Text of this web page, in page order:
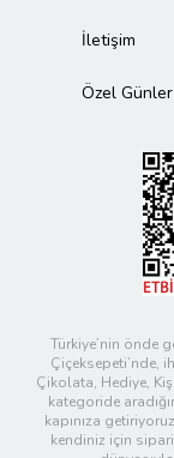
İletişim
Özel Günler
Türkiye’nin önde
Çiçeksepeti’nde,
Çikolata, Hediye,
kategoride
kapınıza
kendiniz için